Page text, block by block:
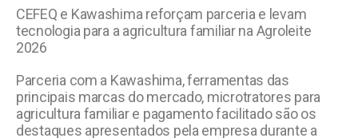
CEFEQ e Kawashima reforçam parceria e levam
tecnologia para a agricultura familiar na Agroleite
2026
Parceria com a Kawashima, ferramentas das
principais marcas do mercado, microtratores para
agricultura familiar e pagamento facilitado são os
destaques apresentados pela empresa durante a